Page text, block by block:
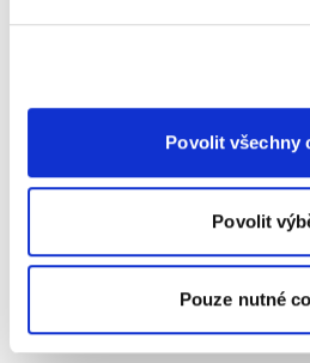
Povolit všechny
Povolit
Pouze nutné